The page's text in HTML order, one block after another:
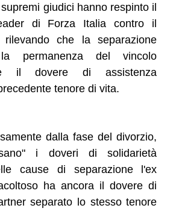
giudici hanno respinto il
di Forza Italia contro il
rilevando che la separazione
permanenza del vincolo
il dovere di assistenza
tenore di vita.
dalla fase del divorzio,
i doveri di solidarietà
cause di separazione l'ex
ha ancora il dovere di
separato lo stesso tenore